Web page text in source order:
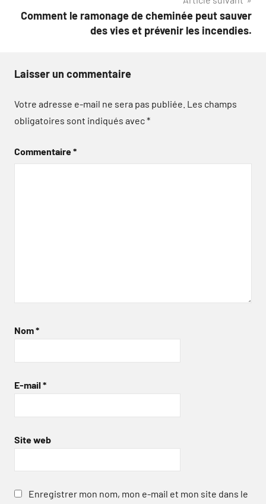
Comment le ramonage de cheminée peut sauver
des vies et prévenir les incendies.
Laisser un commentaire
Votre adresse e-mail ne sera pas publiée. Les champs
obligatoires sont indiqués avec*
Commentaire*
Nom*
E-mail *
Site web
Enregistrer mon nom, mon e-mail et mon site dans le